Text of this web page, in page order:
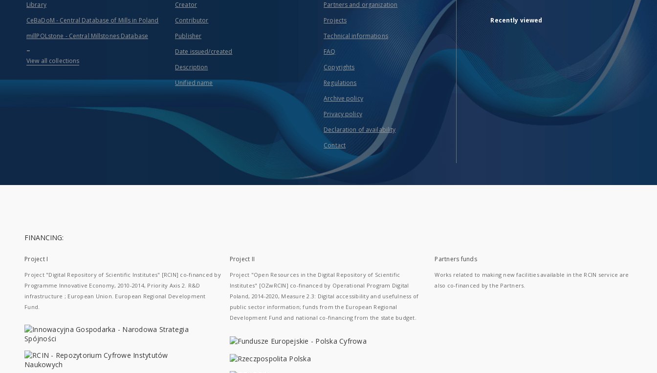
Library
CeBaDoM - Central Database of Mills in Poland
millPOLstone - Central Millstones Database
...
View all collections
Creator
Contributor
Publisher
Date issued/created
Description
Unified name
Partners and organization
Projects
Technical informations
FAQ
Copyrights
Regulations
Archive policy
Privacy policy
Declaration of availability
Contact
Recently viewed
FINANCING:
Project I
Project "Digital Repository of Scientific Institutes" [RCIN] co-financed by
Programme Innovative Economy, 2010-2014, Priority Axis 2. R&D
infrastructure ; European Union. European Regional Development
Fund.
Project II
Project "Open Resources in the Digital Repository of Scientific
Institutes" [OZwRCIN] co-financed by Operational Program Digital
Poland, 2014-2020, Measure 2.3: Digital accessibility and usefulness of
public sector information; funds from the European Regional
Development Fund and national co-financing from the state budget.
Partners funds
Works related to making new facilities available in the RCIN service are
also co-financed by the Partners.